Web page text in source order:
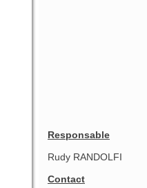
Responsable
Rudy RANDOLFI
Contact